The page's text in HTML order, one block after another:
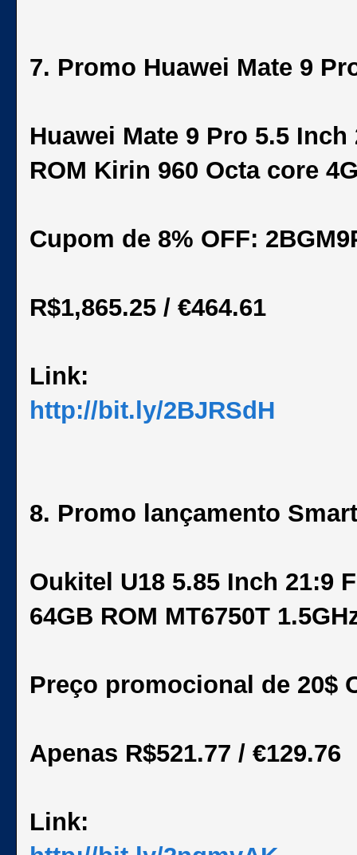
7. Promo Huawei Mate 9
Huawei Mate 9 Pro 5.5
ROM Kirin 960 Octa core
Cupom de 8% OFF:
R$1,865.25 / €464.61
Link:
http://bit.ly/2BJRSdH
8. Promo lançamento
Oukitel U18 5.85 Inch 21:9
64GB ROM MT6750T
Preço promocional de 20$
Apenas R$521.77 / €129.76
Link: